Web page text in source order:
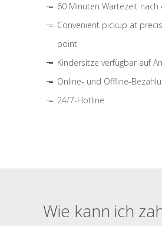
60 Minuten Wartezeit nach
Convenient pickup at
point
Kindersitze verfügbar auf
Online- und Offline-
24/7-Hotline
Wie kann ich